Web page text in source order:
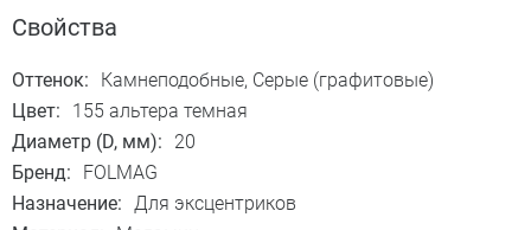
Свойства
Оттенок:
Камнеподобные, Серые (графитовые)
Цвет:
155 альтера темная
Диаметр (D, мм):
20
Бренд:
FOLMAG
Назначение: Для эксцентриков